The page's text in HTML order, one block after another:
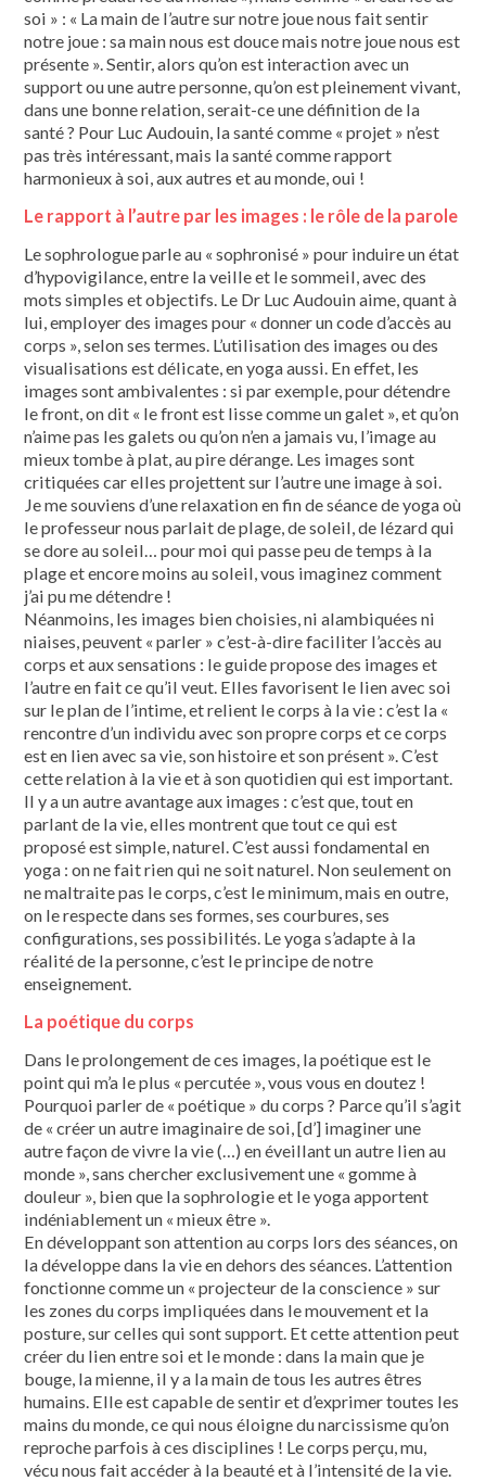
soi » : « La main de l’autre sur notre joue nous fait sentir
notre joue : sa main nous est douce mais notre joue nous est
présente ». Sentir, alors qu’on est interaction avec un
support ou une autre personne, qu’on est pleinement vivant,
dans une bonne relation, serait-ce une définition de la
santé ? Pour Luc Audouin, la santé comme « projet » n’est
pas très intéressant, mais la santé comme rapport
harmonieux à soi, aux autres et au monde, oui !
Le rapport à l’autre par les images : le rôle de la parole
Le sophrologue parle au « sophronisé » pour induire un état
d’hypovigilance, entre la veille et le sommeil, avec des
mots simples et objectifs. Le Dr Luc Audouin aime, quant à
lui, employer des images pour « donner un code d’accès au
corps », selon ses termes. L’utilisation des images ou des
visualisations est délicate, en yoga aussi. En effet, les
images sont ambivalentes : si par exemple, pour détendre
le front, on dit « le front est lisse comme un galet », et qu’on
n’aime pas les galets ou qu’on n’en a jamais vu, l’image au
mieux tombe à plat, au pire dérange. Les images sont
critiquées car elles projettent sur l’autre une image à soi.
Je me souviens d’une relaxation en fin de séance de yoga où
le professeur nous parlait de plage, de soleil, de lézard qui
se dore au soleil… pour moi qui passe peu de temps à la
plage et encore moins au soleil, vous imaginez comment
j’ai pu me détendre !
Néanmoins, les images bien choisies, ni alambiquées ni
niaises, peuvent « parler » c’est-à-dire faciliter l’accès au
corps et aux sensations : le guide propose des images et
l’autre en fait ce qu’il veut. Elles favorisent le lien avec soi
sur le plan de l’intime, et relient le corps à la vie : c’est la «
rencontre d’un individu avec son propre corps et ce corps
est en lien avec sa vie, son histoire et son présent ». C’est
cette relation à la vie et à son quotidien qui est important.
Il y a un autre avantage aux images : c’est que, tout en
parlant de la vie, elles montrent que tout ce qui est
proposé est simple, naturel. C’est aussi fondamental en
yoga : on ne fait rien qui ne soit naturel. Non seulement on
ne maltraite pas le corps, c’est le minimum, mais en outre,
on le respecte dans ses formes, ses courbures, ses
configurations, ses possibilités. Le yoga s’adapte à la
réalité de la personne, c’est le principe de notre
enseignement.
La poétique du corps
Dans le prolongement de ces images, la poétique est le
point qui m’a le plus « percutée », vous vous en doutez !
Pourquoi parler de « poétique » du corps ? Parce qu’il s’agit
de « créer un autre imaginaire de soi, [d’] imaginer une
autre façon de vivre la vie (…) en éveillant un autre lien au
monde », sans chercher exclusivement une « gomme à
douleur », bien que la sophrologie et le yoga apportent
indéniablement un « mieux être ».
En développant son attention au corps lors des séances, on
la développe dans la vie en dehors des séances. L’attention
fonctionne comme un « projecteur de la conscience » sur
les zones du corps impliquées dans le mouvement et la
posture, sur celles qui sont support. Et cette attention peut
créer du lien entre soi et le monde : dans la main que je
bouge, la mienne, il y a la main de tous les autres êtres
humains. Elle est capable de sentir et d’exprimer toutes les
mains du monde, ce qui nous éloigne du narcissisme qu’on
reproche parfois à ces disciplines ! Le corps perçu, mu,
vécu nous fait accéder à la beauté et à l’intensité de la vie.